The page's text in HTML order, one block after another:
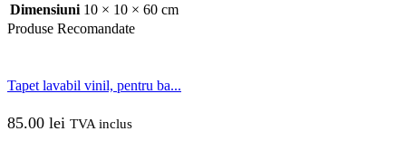
Dimensiuni 10 × 10 × 60 cm
Produse Recomandate
Tapet lavabil vinil, pentru ba...
85.00 lei TVA inclus